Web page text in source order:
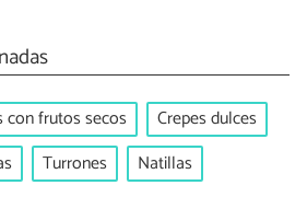
con frutos secos
Crepes dulces
Turrones Natillas